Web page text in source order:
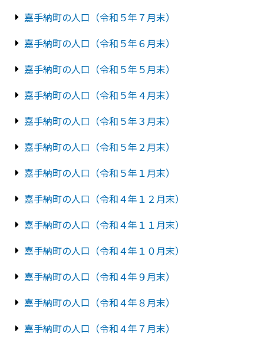
嘉手納町の人口（令和５年７月末）
嘉手納町の人口（令和５年６月末）
嘉手納町の人口（令和５年５月末）
嘉手納町の人口（令和５年４月末）
嘉手納町の人口（令和５年３月末）
嘉手納町の人口（令和５年２月末）
嘉手納町の人口（令和５年１月末）
嘉手納町の人口（令和４年１２月末）
嘉手納町の人口（令和４年１１月末）
嘉手納町の人口（令和４年１０月末）
嘉手納町の人口（令和４年９月末）
嘉手納町の人口（令和４年８月末）
嘉手納町の人口（令和４年７月末）